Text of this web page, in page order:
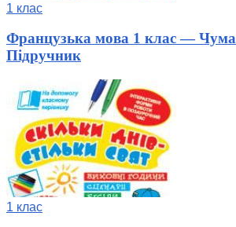
1 клас
Французька мова 1 клас —
Підручник
1 клас